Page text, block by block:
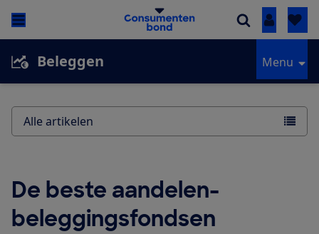
Inloggen
Beleggen Menu
De beste aandelen-
beleggingsfondsen
Alle artikelen